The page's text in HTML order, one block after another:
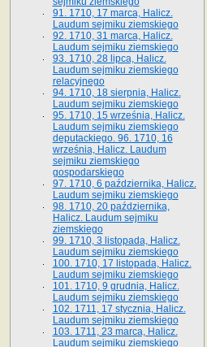
91. 1710, 17 marca, Halicz.
Laudum sejmiku ziemskiego
92. 1710, 31 marca, Halicz.
Laudum sejmiku ziemskiego
93. 1710, 28 lipca, Halicz.
Laudum sejmiku ziemskiego
relacyjnego
94. 1710, 18 sierpnia, Halicz.
Laudum sejmiku ziemskiego
95. 1710, 15 września, Halicz.
Laudum sejmiku ziemskiego
deputackiego. 96. 1710, 16
września, Halicz. Laudum
sejmiku ziemskiego
gospodarskiego
97. 1710, 6 października, Halicz.
Laudum sejmiku ziemskiego
98. 1710, 20 października,
Halicz. Laudum sejmiku
ziemskiego
99. 1710, 3 listopada, Halicz.
Laudum sejmiku ziemskiego
100. 1710, 17 listopada, Halicz.
Laudum sejmiku ziemskiego
101. 1710, 9 grudnia, Halicz.
Laudum sejmiku ziemskiego
102. 1711, 17 stycznia, Halicz.
Laudum sejmiku ziemskiego
103. 1711, 23 marca, Halicz.
Laudum sejmiku ziemskiego